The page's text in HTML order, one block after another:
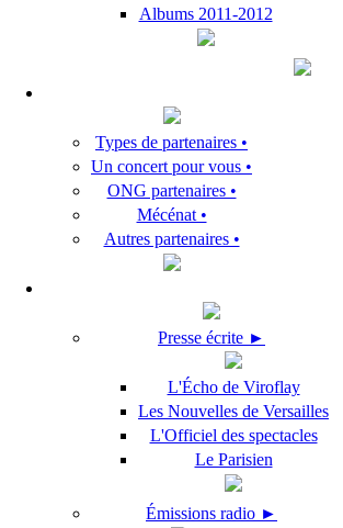
Albums 2011-2012
Types de partenaires •
Un concert pour vous •
ONG partenaires •
Mécénat •
Autres partenaires •
Presse écrite ►
L'Écho de Viroflay
Les Nouvelles de Versailles
L'Officiel des spectacles
Le Parisien
Émissions radio ►